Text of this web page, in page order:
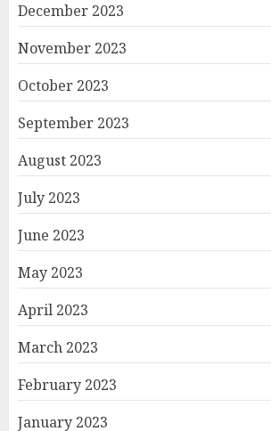
December 2023
November 2023
October 2023
September 2023
August 2023
July 2023
June 2023
May 2023
April 2023
March 2023
February 2023
January 2023